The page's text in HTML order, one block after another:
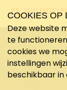
COOKIES OP
Deze website
te
cookies we
instellingen
beschikbaar in